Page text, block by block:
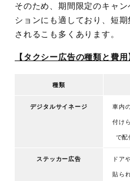
そのため、期間限定のキャ
ションにも適しており、短
されるこも多くあります。
【タクシー広告の種類と費用
種類
デジタルサイネージ 車内
付け
で配
ステッカー広告 ドア
貼ら